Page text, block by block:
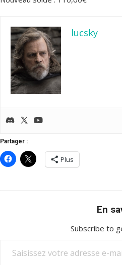
lucsky
Partager :
Plus
En
Subscribe to